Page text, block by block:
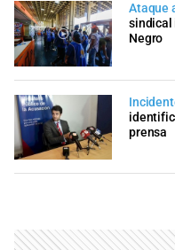
Ataque
sindical
Negro
prensa